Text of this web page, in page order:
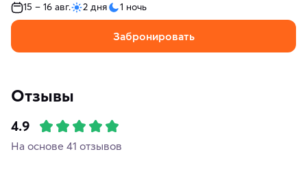
15 – 16 авг. 2 дня 1 ночь
Забронировать
Отзывы
4.9
На основе 41 отзывов